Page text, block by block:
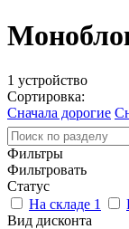
1 устройство
Сортировка:
Сначала дорогие
Фильтры
Фильтровать
Статус
На складе 1
Вид дисконта